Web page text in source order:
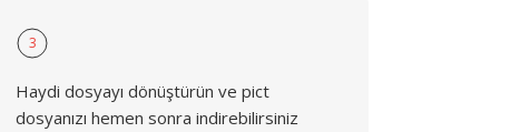
3
Haydi dosyayı dönüştürün ve pict
dosyanızı hemen sonra indirebilirsiniz